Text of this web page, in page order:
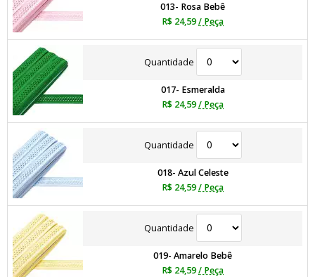
013- Rosa Bebê
R$ 24,59/ Peça
Quantidade
017- Esmeralda
R$ 24,59/ Peça
Quantidade
018- Azul Celeste
R$ 24,59/ Peça
Quantidade
019- Amarelo Bebê
R$ 24,59/ Peça